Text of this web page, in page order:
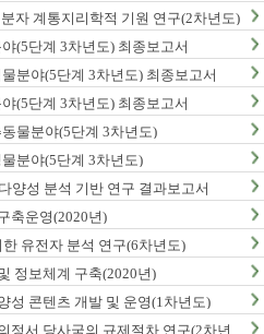
자 계통지리학적 기원 연구(2차년도)
(5단계 3차년도) 최종보고서
분야(5단계 3차년도) 최종보고서
(5단계 3차년도) 최종보고서
물분야(5단계 3차년도)
분야(5단계 3차년도)
양성 분석 기반 연구 결과보고서
축운영(2020년)
유전자 분석 연구(6차년도)
정보체계 구축(2020년)
성 콘텐츠 개발 및 운영(1차년도)
정서 당사국의 규제절차 연구(2차년